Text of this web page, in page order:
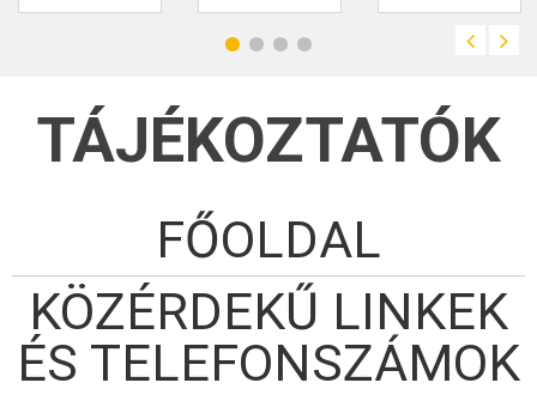
egymás mellett lévő
melyek állatok
60-100 liter/perces.
TÁJÉKOZTATÓK
FŐOLDAL
KÖZÉRDEKŰ LINKEK
ÉS TELEFONSZÁMOK